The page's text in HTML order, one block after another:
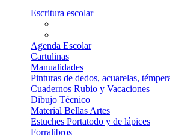
Escritura escolar
Agenda Escolar
Cartulinas
Manualidades
Pinturas de dedos, acuarelas,
Cuadernos Rubio y Vacaciones
Dibujo Técnico
Material Bellas Artes
Estuches Portatodo y de lápices
Forralibros